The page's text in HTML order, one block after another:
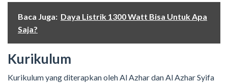
Baca Juga: Daya Listrik 1300 Watt Bisa Untuk Apa
Saja?
Kurikulum
Kurikulum yang diterapkan oleh Al Azhar dan Al Azhar Syifa